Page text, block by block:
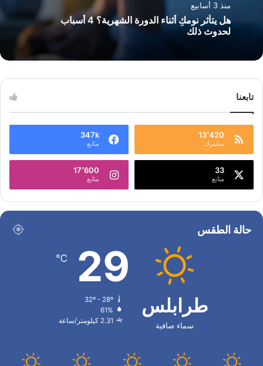
منذ 3 أسابيع
هل يتأثر نومكِ أثناء الدورة الشهرية؟ 4 أسباب
لحدوث ذلك
تابعنا
13٬420
مشترك
347k
متابع
33
متابع
17٬600
متابع
حالة الطقس
طرابلس
سماء صافية
29
℃
32º - 28º
61%
2.31 كيلومتر/ساعة